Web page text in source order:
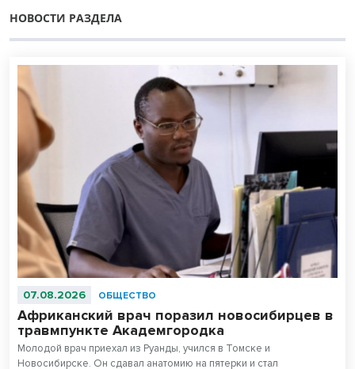
НОВОСТИ РАЗДЕЛА
07.08.2026 ОБЩЕСТВО
Африканский врач поразил новосибирцев в
травмпункте Академгородка
Молодой врач приехал из Руанды, учился в Томске и
Новосибирске. Он сдавал анатомию на пятерки и стал